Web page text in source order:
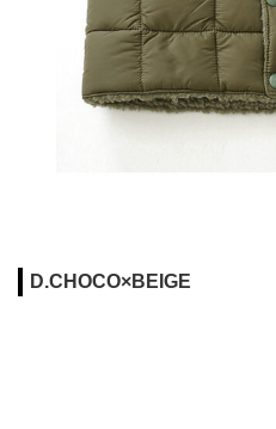
D.CHOCO×BEIGE